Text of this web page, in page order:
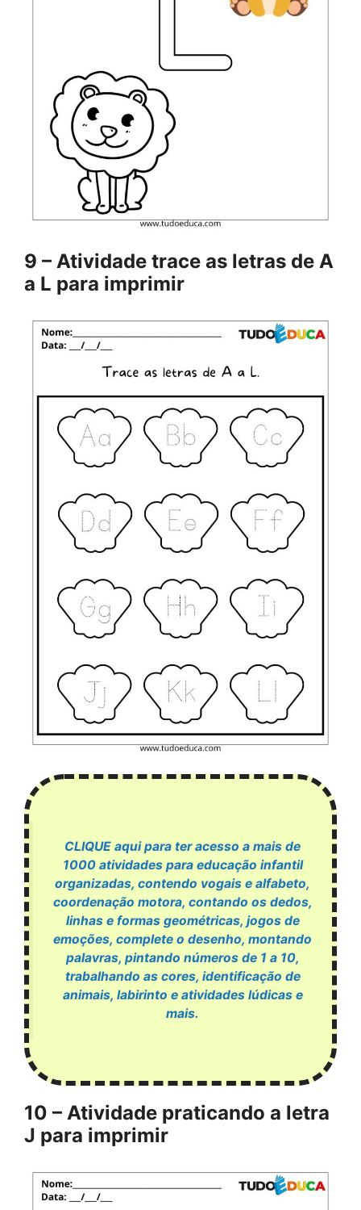
9 – Atividade trace as letras de A
a L para imprimir
CLIQUE aqui para ter acesso a mais de
1000 atividades para educação infantil
organizadas, contendo vogais e alfabeto,
coordenação motora, contando os dedos,
linhas e formas geométricas, jogos de
emoções, complete o desenho, montando
palavras, pintando números de 1 a 10,
trabalhando as cores, identificação de
animais, labirinto e atividades lúdicas e
mais.
10 – Atividade praticando a letra
J para imprimir